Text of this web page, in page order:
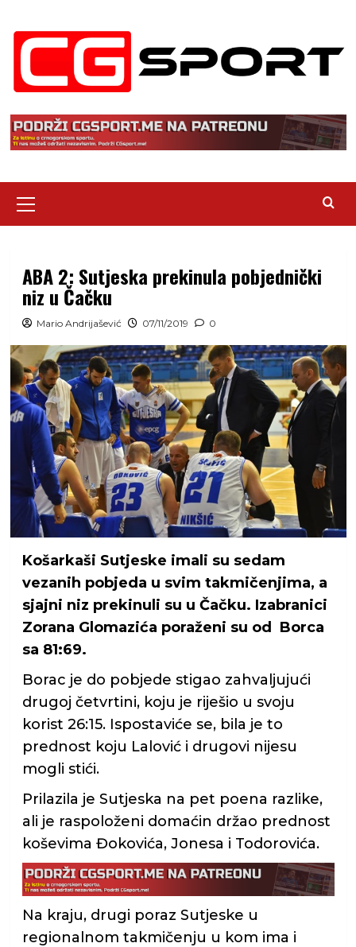
content
Menu
ABA 2: Sutjeska prekinula pobjednički
niz u Čačku
Mario Andrijašević 07/11/2019 0
Košarkaši Sutjeske imali su sedam
vezanih pobjeda u svim takmičenjima, a
sjajni niz prekinuli su u Čačku. Izabranici
Zorana Glomazića poraženi su od Borca
sa 81:69.
Borac je do pobjede stigao zahvaljujući
drugoj četvrtini, koju je riješio u svoju
korist 26:15. Ispostaviće se, bila je to
prednost koju Lalović i drugovi nijesu
mogli stići.
Prilazila je Sutjeska na pet poena razlike,
ali je raspoloženi domaćin držao prednost
koševima Đokovića, Jonesa i Todorovića.
Na kraju, drugi poraz Sutjeske u
regionalnom takmičenju u kom ima i